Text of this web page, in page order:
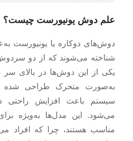
علم دوش یونیورست چیست؟
دوش‌های دوکاره یا یونیورست
شناخته می‌شوند که از دو
یکی از این دوش‌ها در بالای
به‌صورت متحرک طراحی شده
سیستم باعث افزایش راحتی
می‌شود. این مدل‌ها به‌ویژه
مناسب هستند، چرا که افراد